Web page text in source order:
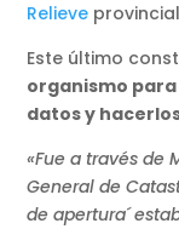
Relieve
Este último
organismo
datos y
«Fue a través de
General de
de apertura´